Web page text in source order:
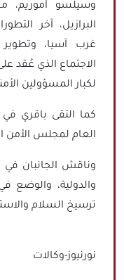
وسيلسو أموريم،
البرازيل، آخر
غرب آسيا، وتطوير
الاجتماع الذي عُقد
لكبار المسؤولين
كما التقى باقري
العام لمجلس الأمن
وناقش الجانبان في
والدولية، والوضع
ترسيخ السلام
نورنيوز-وكالات